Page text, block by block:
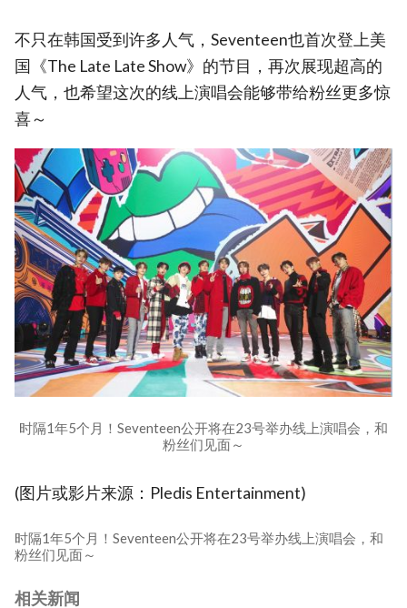
不只在韩国受到许多人气，Seventeen也首次登上美
国《The Late Late Show》的节目，再次展现超高的
人气，也希望这次的线上演唱会能够带给粉丝更多惊
喜～
时隔1年5个月！Seventeen公开将在23号举办线上演唱会，和
粉丝们见面～
(图片或影片来源：Pledis Entertainment)
时隔1年5个月！Seventeen公开将在23号举办线上演唱会，和
粉丝们见面～
相关新闻